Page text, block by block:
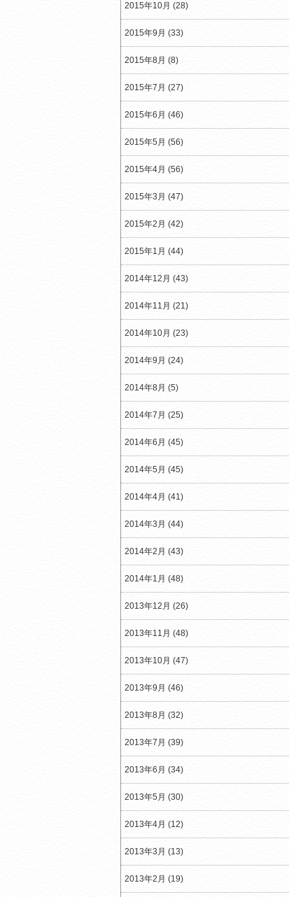
2015年10月 (28)
2015年9月 (33)
2015年8月 (8)
2015年7月 (27)
2015年6月 (46)
2015年5月 (56)
2015年4月 (56)
2015年3月 (47)
2015年2月 (42)
2015年1月 (44)
2014年12月 (43)
2014年11月 (21)
2014年10月 (23)
2014年9月 (24)
2014年8月 (5)
2014年7月 (25)
2014年6月 (45)
2014年5月 (45)
2014年4月 (41)
2014年3月 (44)
2014年2月 (43)
2014年1月 (48)
2013年12月 (26)
2013年11月 (48)
2013年10月 (47)
2013年9月 (46)
2013年8月 (32)
2013年7月 (39)
2013年6月 (34)
2013年5月 (30)
2013年4月 (12)
2013年3月 (13)
2013年2月 (19)